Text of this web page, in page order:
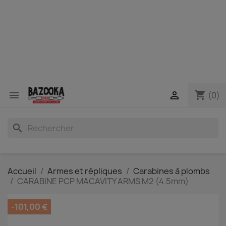
 shopping_cart (0)

search
Accueil Armes et répliques
Carabines à plombs
CARABINE PCP MACAVITY ARMS M2 (4.5mm)
-101,00 €